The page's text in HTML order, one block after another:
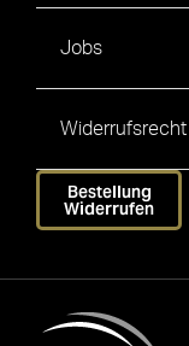
Jobs
Widerrufsrecht
Bestellung
Widerrufen